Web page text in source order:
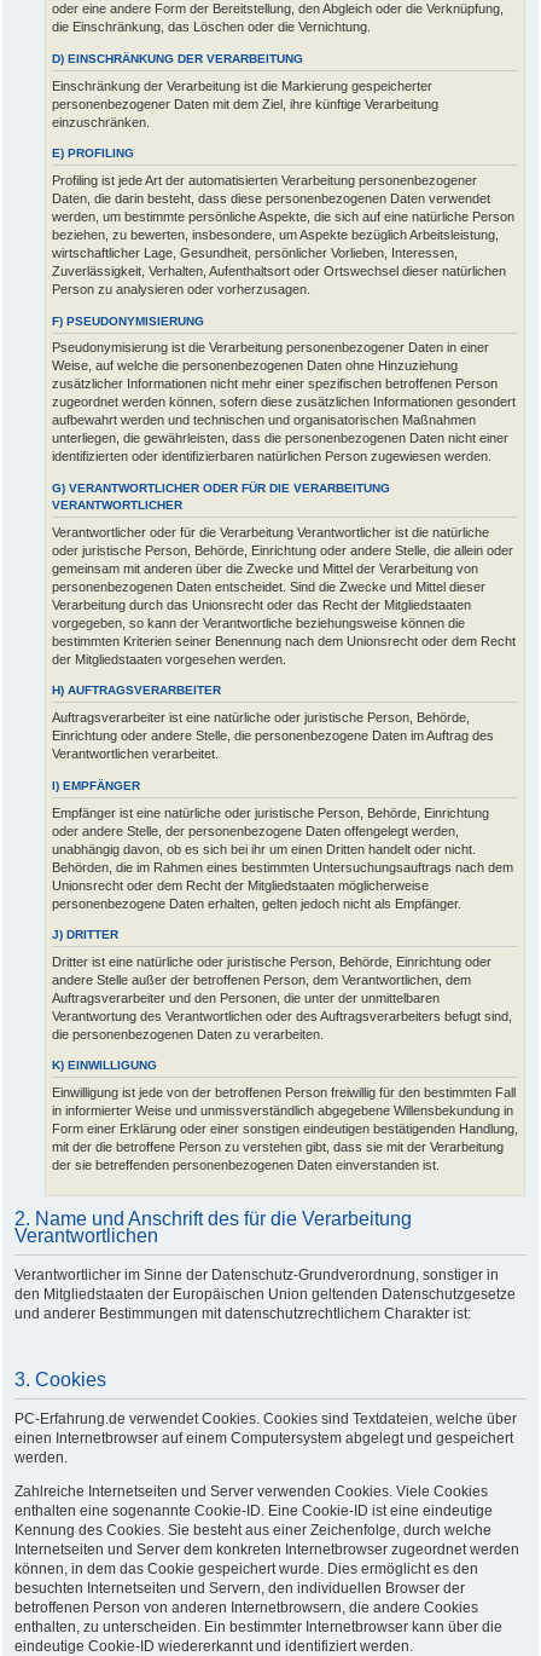
oder eine andere Form der Bereitstellung, den Abgleich oder die Verknüpfung,
die Einschränkung, das Löschen oder die Vernichtung.
D) EINSCHRÄNKUNG DER VERARBEITUNG
Einschränkung der Verarbeitung ist die Markierung gespeicherter
personenbezogener Daten mit dem Ziel, ihre künftige Verarbeitung
einzuschränken.
E) PROFILING
Profiling ist jede Art der automatisierten Verarbeitung personenbezogener
Daten, die darin besteht, dass diese personenbezogenen Daten verwendet
werden, um bestimmte persönliche Aspekte, die sich auf eine natürliche Person
beziehen, zu bewerten, insbesondere, um Aspekte bezüglich Arbeitsleistung,
wirtschaftlicher Lage, Gesundheit, persönlicher Vorlieben, Interessen,
Zuverlässigkeit, Verhalten, Aufenthaltsort oder Ortswechsel dieser natürlichen
Person zu analysieren oder vorherzusagen.
F) PSEUDONYMISIERUNG
Pseudonymisierung ist die Verarbeitung personenbezogener Daten in einer
Weise, auf welche die personenbezogenen Daten ohne Hinzuziehung
zusätzlicher Informationen nicht mehr einer spezifischen betroffenen Person
zugeordnet werden können, sofern diese zusätzlichen Informationen gesondert
aufbewahrt werden und technischen und organisatorischen Maßnahmen
unterliegen, die gewährleisten, dass die personenbezogenen Daten nicht einer
identifizierten oder identifizierbaren natürlichen Person zugewiesen werden.
G) VERANTWORTLICHER ODER FÜR DIE VERARBEITUNG
VERANTWORTLICHER
Verantwortlicher oder für die Verarbeitung Verantwortlicher ist die natürliche
oder juristische Person, Behörde, Einrichtung oder andere Stelle, die allein oder
gemeinsam mit anderen über die Zwecke und Mittel der Verarbeitung von
personenbezogenen Daten entscheidet. Sind die Zwecke und Mittel dieser
Verarbeitung durch das Unionsrecht oder das Recht der Mitgliedstaaten
vorgegeben, so kann der Verantwortliche beziehungsweise können die
bestimmten Kriterien seiner Benennung nach dem Unionsrecht oder dem Recht
der Mitgliedstaaten vorgesehen werden.
H) AUFTRAGSVERARBEITER
Auftragsverarbeiter ist eine natürliche oder juristische Person, Behörde,
Einrichtung oder andere Stelle, die personenbezogene Daten im Auftrag des
Verantwortlichen verarbeitet.
I) EMPFÄNGER
Empfänger ist eine natürliche oder juristische Person, Behörde, Einrichtung
oder andere Stelle, der personenbezogene Daten offengelegt werden,
unabhängig davon, ob es sich bei ihr um einen Dritten handelt oder nicht.
Behörden, die im Rahmen eines bestimmten Untersuchungsauftrags nach dem
Unionsrecht oder dem Recht der Mitgliedstaaten möglicherweise
personenbezogene Daten erhalten, gelten jedoch nicht als Empfänger.
J) DRITTER
Dritter ist eine natürliche oder juristische Person, Behörde, Einrichtung oder
andere Stelle außer der betroffenen Person, dem Verantwortlichen, dem
Auftragsverarbeiter und den Personen, die unter der unmittelbaren
Verantwortung des Verantwortlichen oder des Auftragsverarbeiters befugt sind,
die personenbezogenen Daten zu verarbeiten.
K) EINWILLIGUNG
Einwilligung ist jede von der betroffenen Person freiwillig für den bestimmten Fall
in informierter Weise und unmissverständlich abgegebene Willensbekundung in
Form einer Erklärung oder einer sonstigen eindeutigen bestätigenden Handlung,
mit der die betroffene Person zu verstehen gibt, dass sie mit der Verarbeitung
der sie betreffenden personenbezogenen Daten einverstanden ist.
2. Name und Anschrift des für die Verarbeitung
Verantwortlichen
Verantwortlicher im Sinne der Datenschutz-Grundverordnung, sonstiger in
den Mitgliedstaaten der Europäischen Union geltenden Datenschutzgesetze
und anderer Bestimmungen mit datenschutzrechtlichem Charakter ist:
3. Cookies
PC-Erfahrung.de verwendet Cookies. Cookies sind Textdateien, welche über
einen Internetbrowser auf einem Computersystem abgelegt und gespeichert
werden.
Zahlreiche Internetseiten und Server verwenden Cookies. Viele Cookies
enthalten eine sogenannte Cookie-ID. Eine Cookie-ID ist eine eindeutige
Kennung des Cookies. Sie besteht aus einer Zeichenfolge, durch welche
Internetseiten und Server dem konkreten Internetbrowser zugeordnet werden
können, in dem das Cookie gespeichert wurde. Dies ermöglicht es den
besuchten Internetseiten und Servern, den individuellen Browser der
betroffenen Person von anderen Internetbrowsern, die andere Cookies
enthalten, zu unterscheiden. Ein bestimmter Internetbrowser kann über die
eindeutige Cookie-ID wiedererkannt und identifiziert werden.